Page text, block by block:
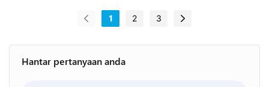
Hantar pertanyaan anda
bawah air
besar
1 2 3